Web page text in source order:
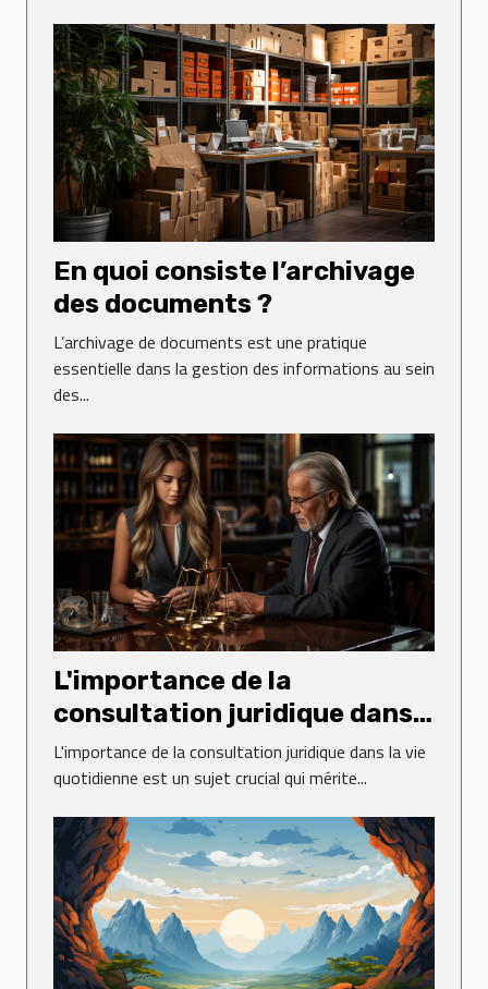
En quoi consiste l’archivage
des documents ?
L’archivage de documents est une pratique
essentielle dans la gestion des informations au sein
des...
L'importance de la
consultation juridique dans
la vie quotidienne
L'importance de la consultation juridique dans la vie
quotidienne est un sujet crucial qui mérite...